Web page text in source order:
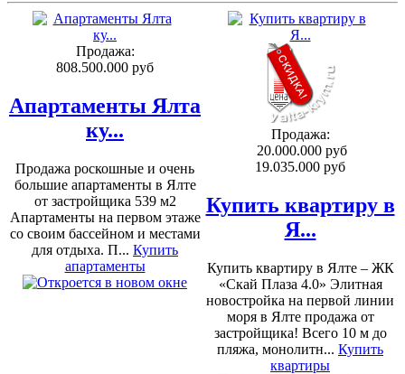
Продажа:
808.500.000 руб
Апартаменты Ялта
ку...
Продажа роскошные и очень
большие апартаменты в Ялте
от застройщика 539 м2
Апартаменты на первом этаже
со своим бассейном и местами
для отдыха. П... Купить
апартаменты
Продажа:
20.000.000 руб
19.035.000 руб
Купить квартиру в
Я...
Купить квартиру в Ялте – ЖК
«Скай Плаза 4.0» Элитная
новостройка на первой линии
моря в Ялте продажа от
застройщика! Всего 10 м до
пляжа, монолитн... Купить
квартиры